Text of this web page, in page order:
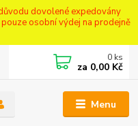
dovolené expedovány
osobní výdej na prodejně
Menu
0 ks
za 0,00 Kč